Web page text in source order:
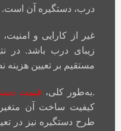
درب، دستگیره آن است.
غیر از کارایی و
زیبای درب باشد. در
مستقیم بر تعیین
.به‌طور کلی، قیمت
کیفیت ساخت آن
طرح دستگیره نیز در